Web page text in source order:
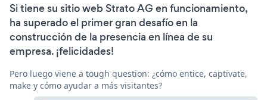
Si tiene su sitio web Strato AG en funcionamiento,
ha superado el primer gran desafío en la
construcción de la presencia en línea de su
empresa. ¡felicidades!
Pero luego viene a tough question: ¿cómo entice, captivate,
make y cómo ayudar a más visitantes?